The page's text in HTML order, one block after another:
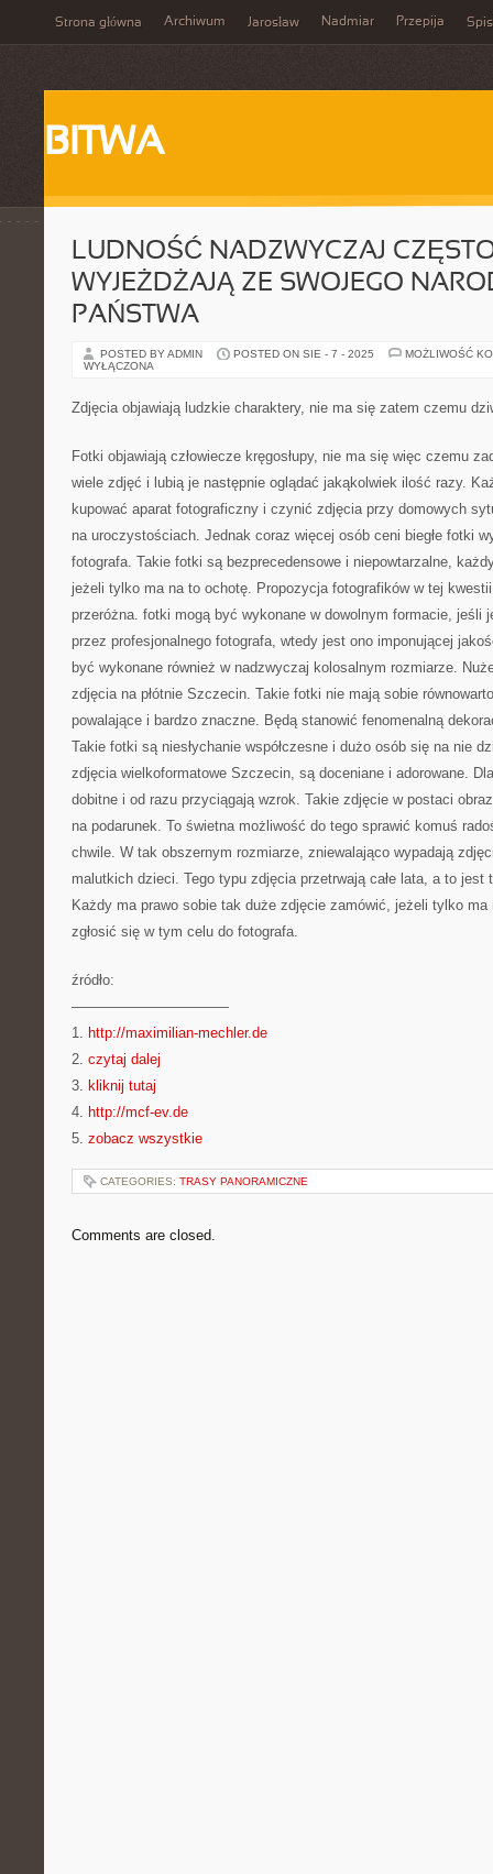
Strona główna Archiwum Jarosław Nadmiar Przepija
BITWA
LUDNOŚĆ NADZWYCZAJ
WYJEŻDŻAJĄ ZE SWOJEGO
PAŃSTWA
POSTED BY ADMIN POSTED ON SIE - 7 - 2025
MOŻLIWOŚĆ
WYŁĄCZONA
Zdjęcia objawiają ludzkie charaktery, nie ma się zatem czemu
Fotki objawiają człowiecze kręgosłupy, nie ma się więc czemu
wiele zdjęć i lubią je następnie oglądać jakąkolwiek ilość razy.
kupować aparat fotograficzny i czynić zdjęcia przy domowych
na uroczystościach. Jednak coraz więcej osób ceni biegłe fotki
fotografa. Takie fotki są bezprecedensowe i niepowtarzalne,
jeżeli tylko ma na to ochotę. Propozycja fotografików w tej
przeróżna. fotki mogą być wykonane w dowolnym formacie, jeśli
przez profesjonalnego fotografa, wtedy jest ono imponującej
być wykonane również w nadzwyczaj kolosalnym rozmiarze.
zdjęcia na płótnie Szczecin. Takie fotki nie mają sobie
powalające i bardzo znaczne. Będą stanowić fenomenalną
Takie fotki są niesłychanie współczesne i dużo osób się na nie
zdjęcia wielkoformatowe Szczecin, są doceniane i adorowane.
dobitne i od razu przyciągają wzrok. Takie zdjęcie w postaci
na podarunek. To świetna możliwość do tego sprawić komuś
chwile. W tak obszernym rozmiarze, zniewalająco wypadają
malutkich dzieci. Tego typu zdjęcia przetrwają całe lata, a to jest
Każdy ma prawo sobie tak duże zdjęcie zamówić, jeżeli tylko
zgłosić się w tym celu do fotografa.
źródło:
———————————
1. http://maximilian-mechler.de
2. czytaj dalej
3. kliknij tutaj
4. http://mcf-ev.de
5. zobacz wszystkie
CATEGORIES: TRASY PANORAMICZNE
Comments are closed.